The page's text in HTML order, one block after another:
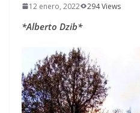
12 enero, 2022 294 Views
*Alberto Dzib*